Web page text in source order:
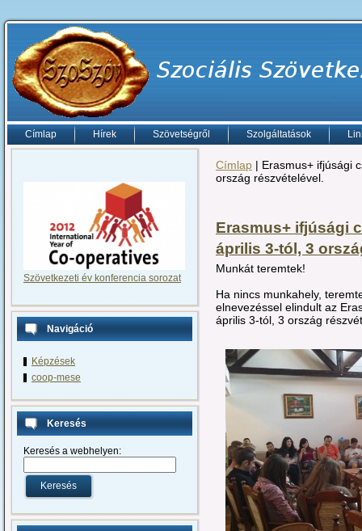
Címlap Hírek Szövetségről Szolgáltatások
Szövetkezeti év konferencia sorozat
Navigáció
Képzések
coop-mese
Keresés
Keresés a webhelyen:
Címlap | Erasmus+ ifjúsági
ország részvételével.
Erasmus+ ifjúsági
április 3-tól, 3
Munkát teremtek!
Ha nincs munkahely,
elnevezéssel elindult az
április 3-tól, 3 ország